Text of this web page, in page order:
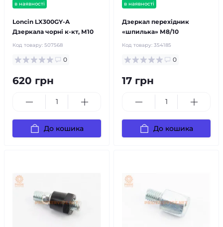
в наявності
Loncin LX300GY-A
Дзеркала чорні к-кт, М10
Код товару: 507568
0
620 грн
До кошика
в наявності
Дзеркал перехідник
«шпилька» М8/10
Код товару: 354185
0
17 грн
До кошика